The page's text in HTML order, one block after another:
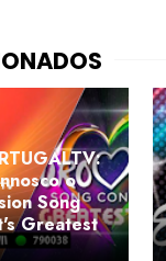
o
Song
Greatest